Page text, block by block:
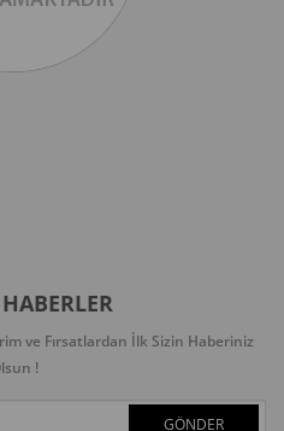
ve Fırsatlardan İlk Sizin Haberiniz
!
GÖNDER